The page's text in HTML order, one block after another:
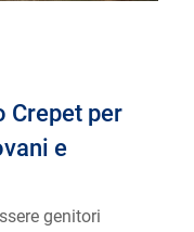
Crepet per
e
genitori